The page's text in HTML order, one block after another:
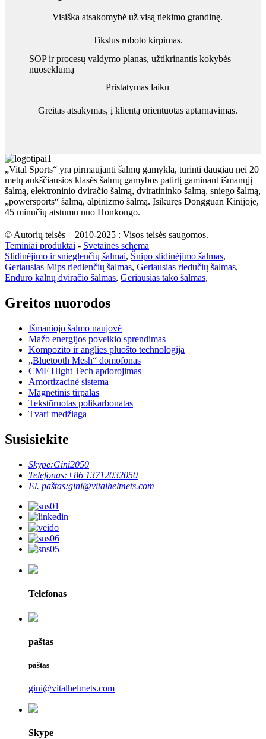
Visiška atsakomybė už visą tiekimo grandinę.
Tikslus roboto kirpimas.
SOP ir procesų valdymo planas, užtikrinantis kokybės
nuoseklumą
Pristatymas laiku
Greitas atsakymas, į klientą orientuotas aptarnavimas.
„Vital Sports“ yra pirmaujanti šalmų gamykla, turinti daugiau nei 20
metų aukščiausios klasės šalmų gamybos patirtį gaminant išmanųjį
šalmą, elektroninio dviračio šalmą, dviratininko šalmą, sniego šalmą,
„powersports“ šalmą, alpinizmo šalmą. Įsikūręs Dongguan Kinijoje,
45 minučių atstumu nuo Honkongo.
© Autorių teisės – 2010-2025 : Visos teisės saugomos.
Teminiai produktai - Svetainės schema
Slidinėjimo ir snieglenčių šalmai, Šnipo slidinėjimo šalmas,
Geriausias Mips riedlenčių šalmas, Geriausias riedučių šalmas,
Enduro kalnų dviračio šalmas, Geriausias tako šalmas,
Greitos nuorodos
Išmaniojo šalmo naujovė
Mažo energijos poveikio sprendimas
Kompozito ir anglies pluošto technologija
„Bluetooth Mesh“ domofonas
CMF Hight Tech apdorojimas
Amortizacinė sistema
Magnetinis tirpalas
Tekstūruotas polikarbonatas
Tvari medžiaga
Susisiekite
Skype:Gini2050
Telefonas:+86 13712032050
El. paštas:gini@vitalhelmets.com
Telefonas
paštas
paštas
gini@vitalhelmets.com
Skype